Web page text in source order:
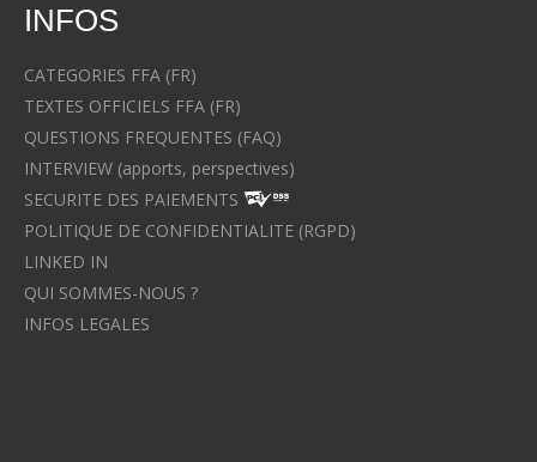
INFOS
CATEGORIES FFA (FR)
TEXTES OFFICIELS FFA (FR)
QUESTIONS FREQUENTES (FAQ)
INTERVIEW (apports, perspectives)
SECURITE DES PAIEMENTS
POLITIQUE DE CONFIDENTIALITE (RGPD)
LINKED IN
QUI SOMMES-NOUS ?
INFOS LEGALES